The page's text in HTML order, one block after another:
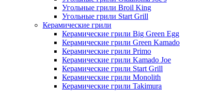
Угольные грили Broil King
Угольные грили Start Grill
Керамические грили
Керамические грили Big Green Egg
Керамические грили Green Kamado
Керамические грили Primo
Керамические грили Kamado Joe
Керамические грили Start Grill
Керамические грили Monolith
Керамические грили Takimura